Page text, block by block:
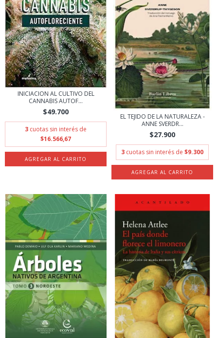
INICIACION AL CULTIVO DEL
CANNABIS AUTOF...
$49.700
3 cuotas sin interés de
$16.566,67
EL TEJIDO DE LA NATURALEZA -
ANNE SVERDR...
$27.900
3 cuotas sin interés de $9.300